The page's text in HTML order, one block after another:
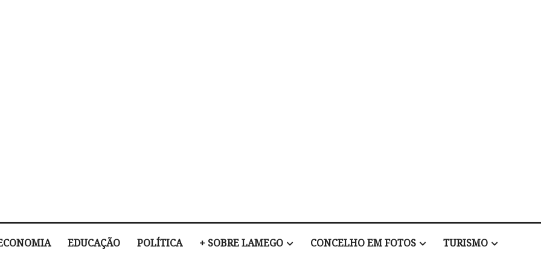
EDUCAÇÃO POLÍTICA + SOBRE LAMEGO CONCELHO EM FOTOS TURISMO